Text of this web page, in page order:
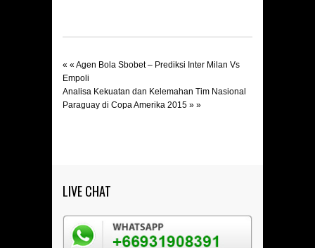
« « Agen Bola Sbobet – Prediksi Inter Milan Vs
Empoli
Analisa Kekuatan dan Kelemahan Tim Nasional
Paraguay di Copa Amerika 2015 » »
LIVE CHAT